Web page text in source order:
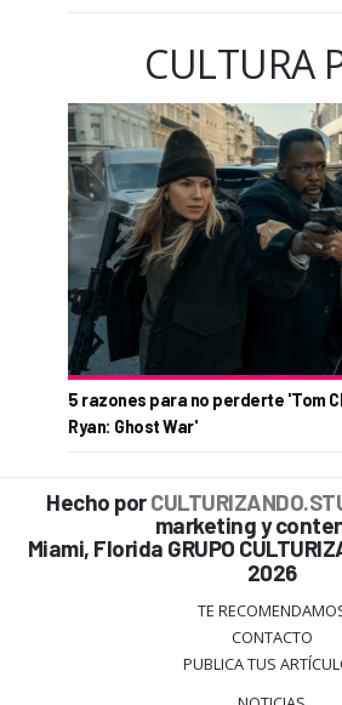
CULTURA
5 razones para no perderte 'Tom
Ryan: Ghost War'
Hecho por
marketing y
Miami, Florida GRUPO
2026
TE
CONTACTO
PUBLICA TUS